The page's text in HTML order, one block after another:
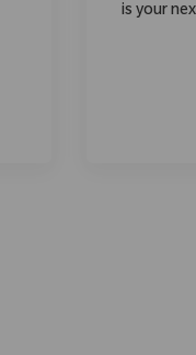
is your